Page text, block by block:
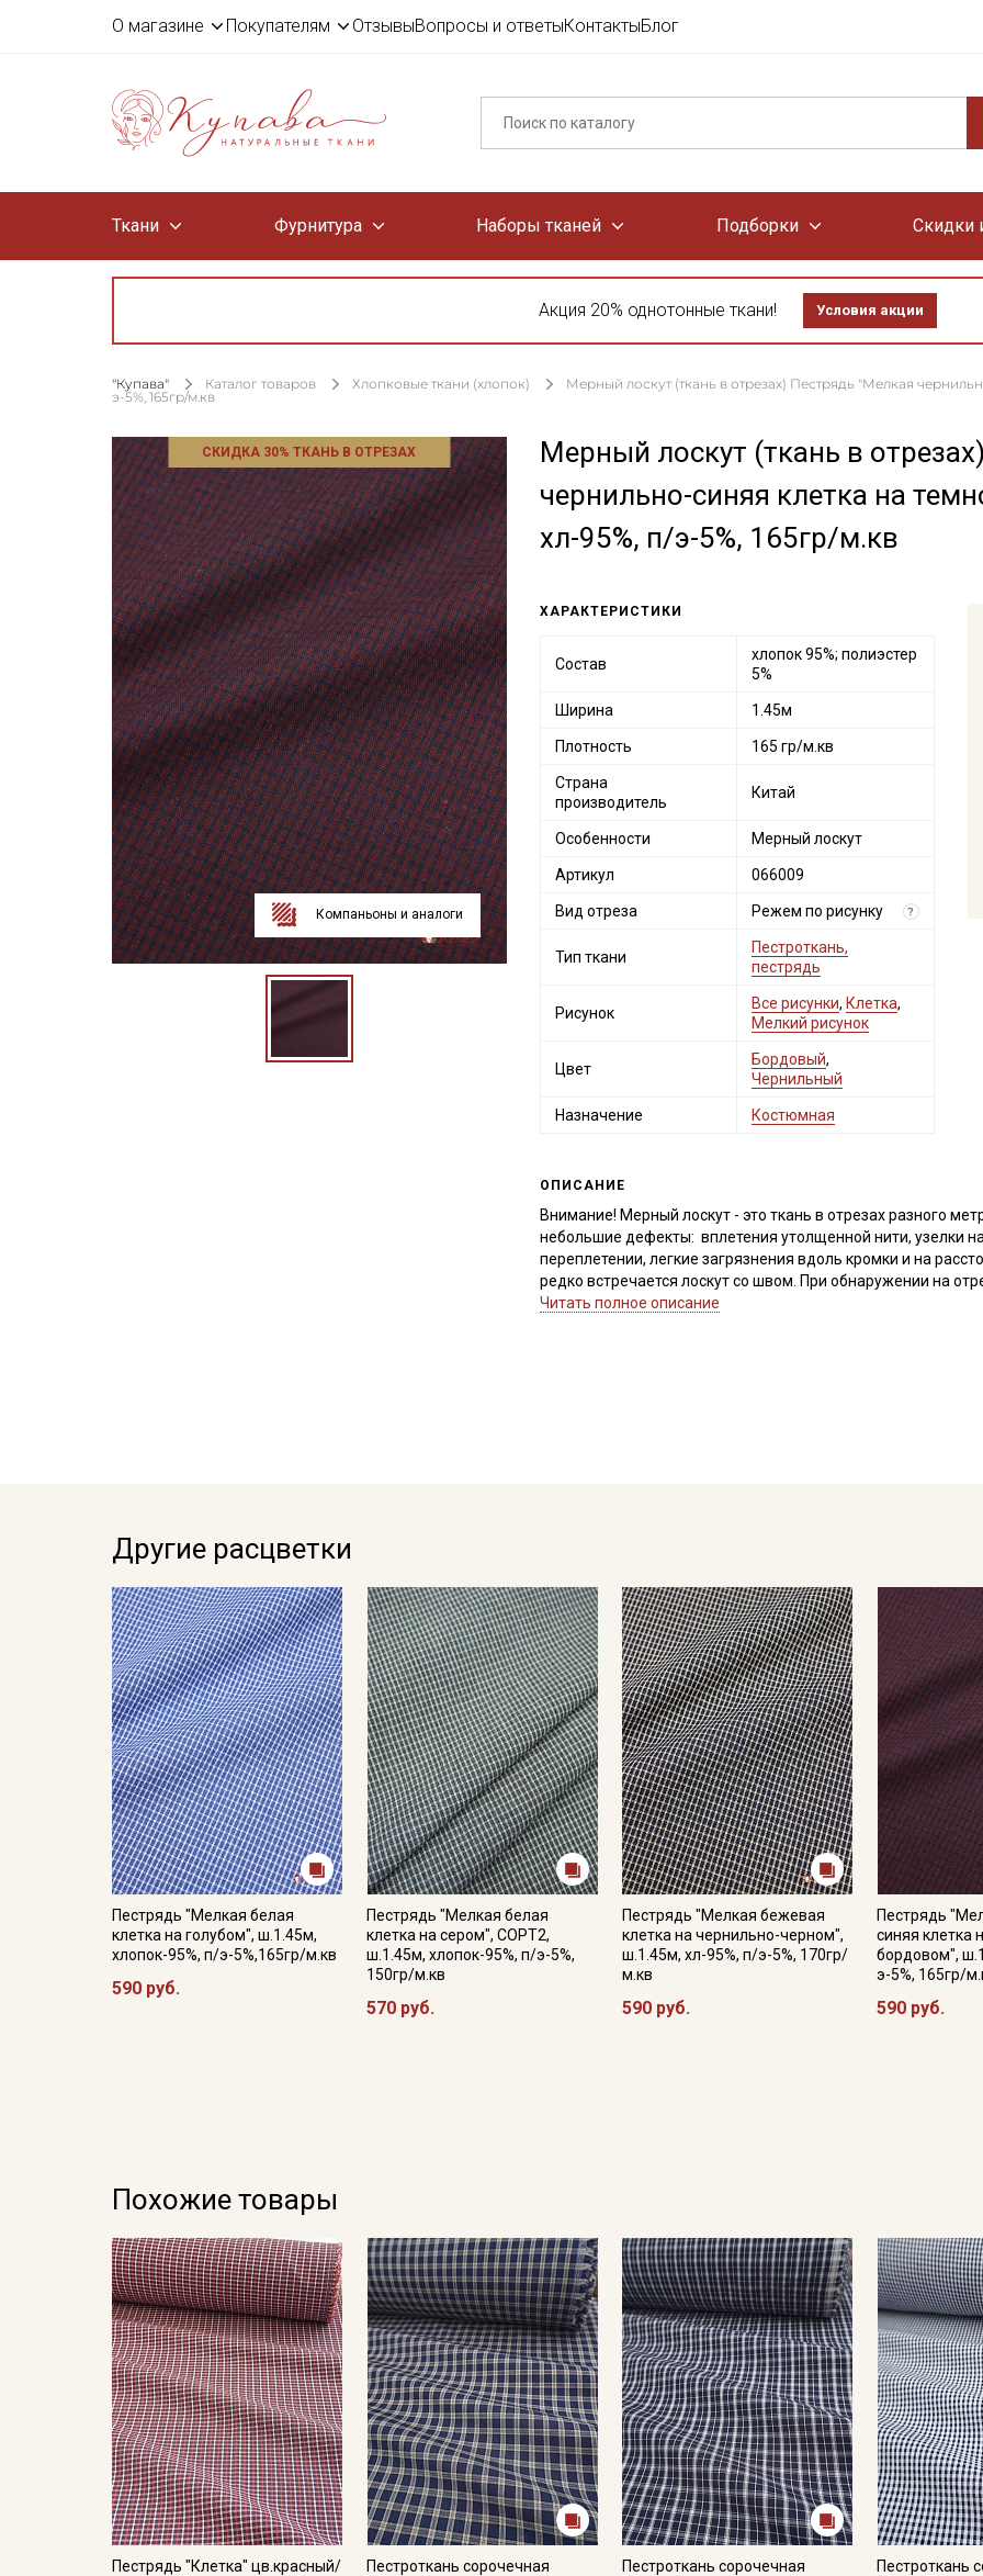
О магазине Покупателям ОтзывыВопросы и ответыКонтактыБлог
Ткани Фурнитура Наборы тканей Подборки Скидки
Акция 20% однотонные ткани! Условия акции
"Купава" Каталог товаров Хлопковые ткани (хлопок)
Мерный лоскут (ткань в отрезах) Пестрядь "Мелкая
э-5%, 165гр/м.кв
СКИДКА 30% ТКАНЬ В ОТРЕЗАХ
Компаньоны и аналоги
Мерный лоскут (ткань в
чернильно-синяя клетка на
хл-95%, п/э-5%, 165гр/м.кв
ХАРАКТЕРИСТИКИ
Состав
хлопок 95%; полиэстер
5%
Ширина 1.45м
Плотность 165 гр/м.кв
Страна
производитель
Китай
Особенности Мерный лоскут
Артикул 066009
Вид отреза Режем по рисунку ?
Тип ткани
Пестроткань,
пестрядь
Рисунок
Все рисунки, Клетка,
Мелкий рисунок
Цвет
Бордовый,
Чернильный
Назначение Костюмная
ОПИСАНИЕ
Внимание! Мерный лоскут - это ткань в отрезах разного
небольшие дефекты: вплетения утолщенной нити, узелки
переплетении, легкие загрязнения вдоль кромки и на
редко встречается лоскут со швом. При обнаружении на
для дополнительного согласования. В комментариях к
Перед пошивом: обязательно постирайте отрез при
готового изделия.
Уход:
- стирать при температуре до 40°C в деликатном режиме,
- при стирке использовать мягкие моющие средства без
- сушить в расправленном, подвешенном состоянии в
- гладить слегка увлажненной с изнаночной стороны.
Внимание! На ткани могут встречаться продольные еле
поперечных нитей, узелки и вкрапления нитей другого
браком и дефектом не считается. Не вырезаем. Просим
Обратите внимание: цветопередача на экране может
настроек вашего монитора и номера партии. Для точного
ткани или связаться с менеджером для уточнения
Читать полное описание
Другие расцветки
Пестрядь "Мелкая белая
клетка на голубом", ш.1.45м,
хлопок-95%, п/э-5%,165гр/м.кв
590 руб.
Пестрядь "Мелкая белая
клетка на сером", СОРТ2,
ш.1.45м, хлопок-95%, п/э-5%,
150гр/м.кв
570 руб.
Пестрядь "Мелкая бежевая
клетка на чернильно-черном",
ш.1.45м, хл-95%, п/э-5%, 170гр/
м.кв
590 руб.
Пестрядь
синяя клетка
бордовом",
э-5%, 165гр/
590 руб.
Похожие товары
Пестрядь "Клетка" цв.красный/
Пестроткань сорочечная
Пестроткань сорочечная
Пестроткань
Секретная рассылка от
Купава
Мы публикуем здесь дополнительные
промокоды и скидки до 30% на узкие
категории тканей
Электронная почта
Подписаться